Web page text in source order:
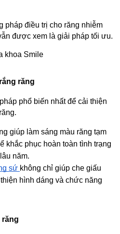
pháp điều trị cho răng nhiễm
được xem là giải pháp tối ưu.
răng
phổ biến nhất để cải thiện
giúp làm sáng màu răng tạm
khắc phục hoàn toàn tình trạng
năm.
sứ không chỉ giúp che giấu
hình dáng và chức năng
răng